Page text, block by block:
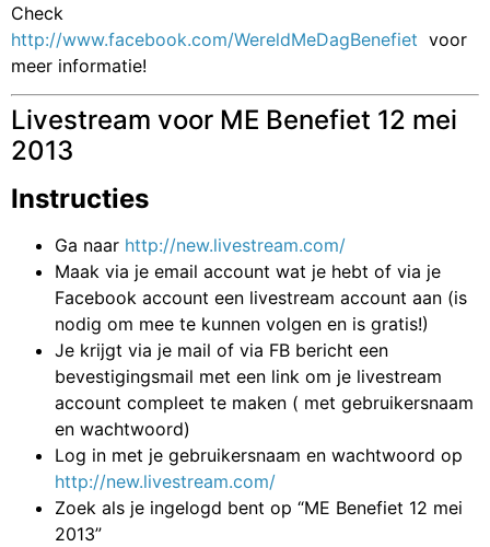
Check
http://www.facebook.com/WereldMeDagBenefiet voor
meer informatie!
Livestream voor ME Benefiet 12 mei
2013
Instructies
Ga naar http://new.livestream.com/
Maak via je email account wat je hebt of via je
Facebook account een livestream account aan (is
nodig om mee te kunnen volgen en is gratis!)
Je krijgt via je mail of via FB bericht een
bevestigingsmail met een link om je livestream
account compleet te maken ( met gebruikersnaam
en wachtwoord)
Log in met je gebruikersnaam en wachtwoord op
http://new.livestream.com/
Zoek als je ingelogd bent op “ME Benefiet 12 mei
2013”